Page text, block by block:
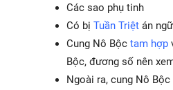
Các sao phụ tinh
Có bị Tuần Triệt án
Cung Nô Bộc tam hợp
Bộc, đương số nên
Ngoài ra, cung Nô